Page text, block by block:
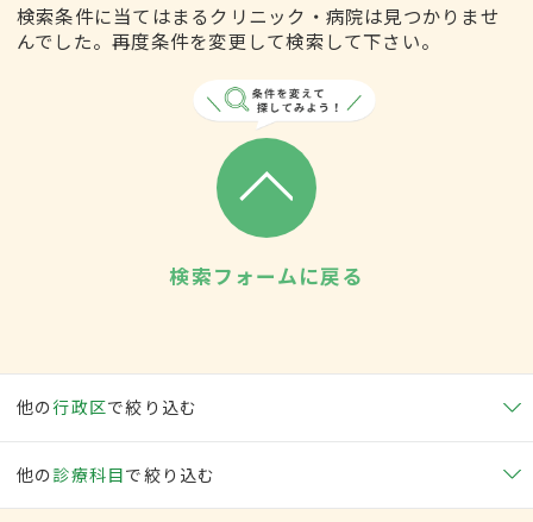
検索条件に当てはまるクリニック・病院は見つかりませ
んでした。再度条件を変更して検索して下さい。
検索フォームに戻る
他の行政区で絞り込む
他の 診療科目で絞り込む